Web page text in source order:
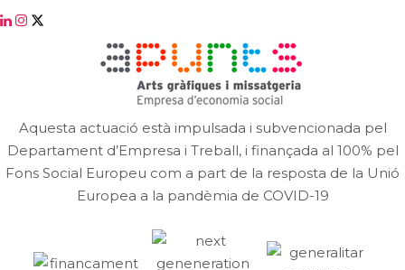
Aquesta actuació està impulsada i subvencionada pel
Departament d’Empresa i Treball, i finançada al 100% pel
Fons Social Europeu com a part de la resposta de la Unió
Europea a la pandèmia de COVID-19